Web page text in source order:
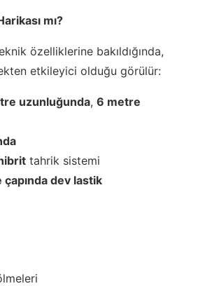
mı?
özelliklerine bakıldığında,
etkileyici olduğu görülür:
uzunluğunda, 6 metre
tahrik sistemi
dev lastik